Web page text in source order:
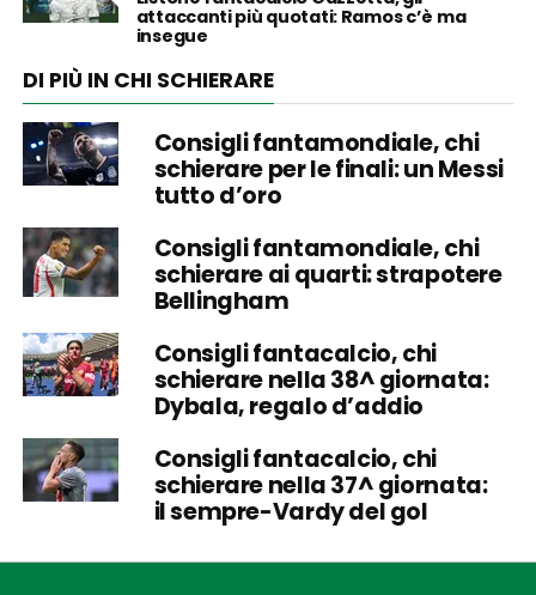
attaccanti più quotati: Ramos c’è ma
insegue
DI PIÙ IN CHI SCHIERARE
Consigli fantamondiale, chi
schierare per le finali: un Messi
tutto d’oro
Consigli fantamondiale, chi
schierare ai quarti: strapotere
Bellingham
Consigli fantacalcio, chi
schierare nella 38^ giornata:
Dybala, regalo d’addio
Consigli fantacalcio, chi
schierare nella 37^ giornata:
il sempre-Vardy del gol